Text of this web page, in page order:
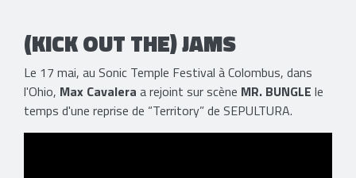
(KICK OUT THE) JAMS
Le 17 mai, au Sonic Temple Festival à Colombus, dans
l'Ohio, Max Cavalera a rejoint sur scène MR. BUNGLE le
temps d'une reprise de “Territory” de SEPULTURA.